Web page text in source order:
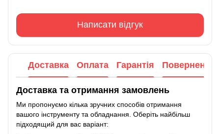
Написати відгук
Доставка Оплата Гарантія Повернення
Доставка та отримання замовлень
Ми пропонуємо кілька зручних способів отримання
вашого інструменту та обладнання. Оберіть найбільш
підходящий для вас варіант: